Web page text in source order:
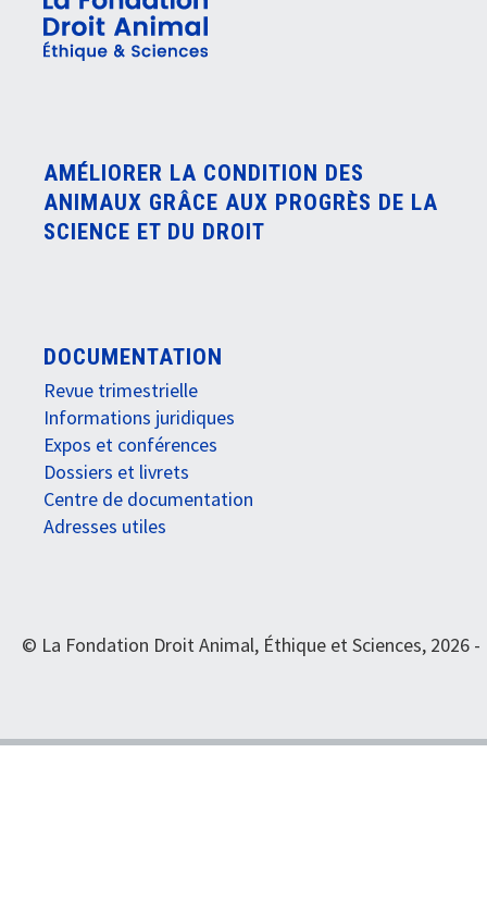
AMÉLIORER LA CONDITION DES
ANIMAUX GRÂCE AUX PROGRÈS DE LA
SCIENCE ET DU DROIT
DOCUMENTATION
Revue trimestrielle
Informations juridiques
Expos et conférences
Dossiers et livrets
Centre de documentation
Adresses utiles
© La Fondation Droit Animal, Éthique et Sciences, 2026 -